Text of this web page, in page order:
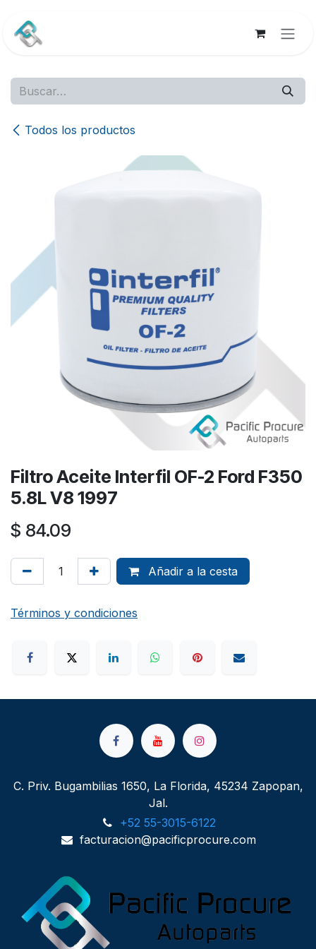
Todos los productos
Filtro Aceite Interfil OF-2 Ford F350
5.8L V8 1997
$ 84.09
Añadir a la cesta
Términos y condiciones
C. Priv. Bugambilias 1650, La Florida, 45234 Zapopan,
Jal.
+52 55-3015-6122
facturacion@pacificprocure.com